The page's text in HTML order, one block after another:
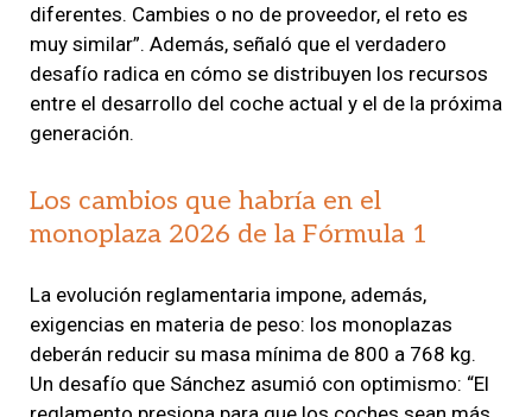
diferentes. Cambies o no de proveedor, el reto es
muy similar”. Además, señaló que el verdadero
desafío radica en cómo se distribuyen los recursos
entre el desarrollo del coche actual y el de la próxima
generación.
Los cambios que habría en el
monoplaza 2026 de la Fórmula 1
La evolución reglamentaria impone, además,
exigencias en materia de peso: los monoplazas
deberán reducir su masa mínima de 800 a 768 kg.
Un desafío que Sánchez asumió con optimismo: “El